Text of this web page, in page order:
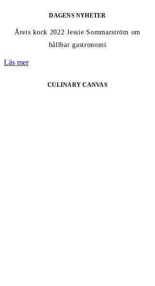
DAGENS NYHETER
Årets kock 2022 Jessie Sommarström om
hållbar gastronomi
Läs mer
CULINARY CANVAS